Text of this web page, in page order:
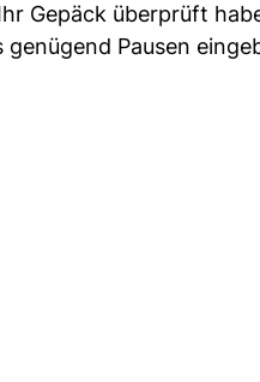
Gepäck überprüft
genügend Pausen